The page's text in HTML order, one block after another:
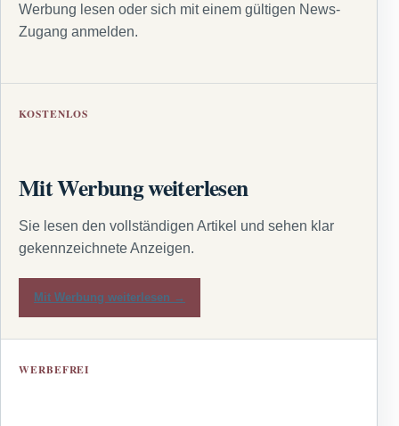
Werbung lesen oder sich mit einem gültigen News-
Zugang anmelden.
KOSTENLOS
Mit Werbung weiterlesen
Sie lesen den vollständigen Artikel und sehen klar
gekennzeichnete Anzeigen.
Mit Werbung weiterlesen →
WERBEFREI